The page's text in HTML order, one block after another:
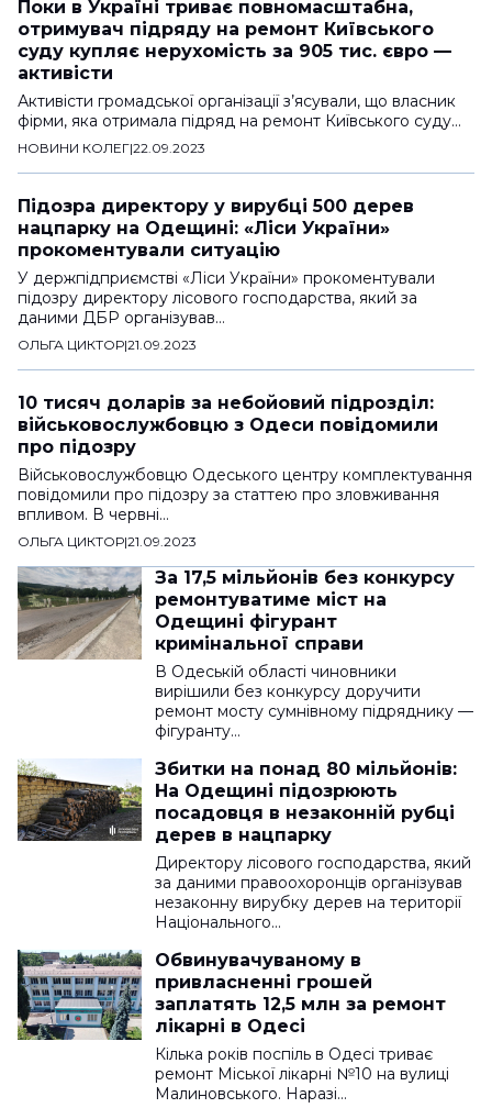
Поки в Україні триває повномасштабна,
отримувач підряду на ремонт Київського
суду купляє нерухомість за 905 тис. євро —
активісти
Активісти громадської організації з’ясували, що власник
фірми, яка отримала підряд на ремонт Київського суду…
НОВИНИ КОЛЕГ|22.09.2023
Підозра директору у вирубці 500 дерев
нацпарку на Одещині: «Ліси України»
прокоментували ситуацію
У держпідприємстві «Ліси України» прокоментували
підозру директору лісового господарства, який за
даними ДБР організував…
ОЛЬГА ЦИКТОР|21.09.2023
10 тисяч доларів за небойовий підрозділ:
військовослужбовцю з Одеси повідомили
про підозру
Військовослужбовцю Одеського центру комплектування
повідомили про підозру за статтею про зловживання
впливом. В червні…
ОЛЬГА ЦИКТОР|21.09.2023
За 17,5 мільйонів без конкурсу
ремонтуватиме міст на
Одещині фігурант
кримінальної справи
В Одеській області чиновники
вирішили без конкурсу доручити
ремонт мосту сумнівному підряднику —
фігуранту…
Збитки на понад 80 мільйонів:
На Одещині підозрюють
посадовця в незаконній рубці
дерев в нацпарку
Директору лісового господарства, який
за даними правоохоронців організував
незаконну вирубку дерев на території
Національного…
Обвинувачуваному в
привласненні грошей
заплатять 12,5 млн за ремонт
лікарні в Одесі
Кілька років поспіль в Одесі триває
ремонт Міської лікарні №10 на вулиці
Малиновського. Наразі…